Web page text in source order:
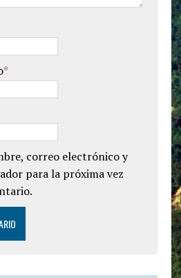
*
correo electrónico y
para la próxima vez